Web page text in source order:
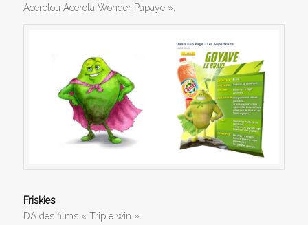
Acerelou Acerola Wonder Papaye ».
Friskies
DA des films « Triple win ».